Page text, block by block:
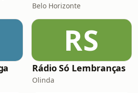
Belo Horizonte
RS
Rádio Só Lembranças
Olinda